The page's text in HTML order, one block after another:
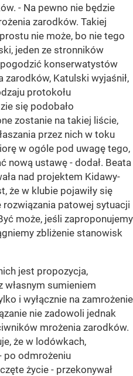
- Na pewno nie będzie
zarodków. Takiej
nie może, bo nie tego
jeden ze stronników
pogodzić konserwatystów
zarodków, Katulski wyjaśnił,
protokołu
się podobało
zostanie na takiej liście,
przez nich w toku
w ogóle pod uwagę tego,
nową ustawę - dodał. Beata
nad projektem Kidawy-
że w klubie pojawiły się
rozwiązania patowej sytuacji
może, jeśli zaproponujemy
zbliżenie stanowisk
jest propozycja,
własnym sumieniem
i wyłącznie na zamrożenie
nie zadowoli jednak
mrożenia zarodków.
że w lodówkach,
po odmrożeniu
życie - przekonywał